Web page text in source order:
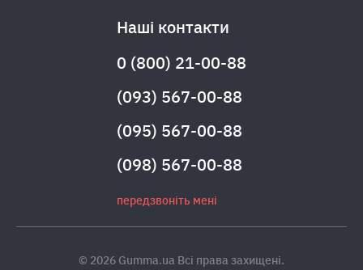
Наші контакти
0 (800) 21-00-88
(093) 567-00-88
(095) 567-00-88
(098) 567-00-88
передзвоніть мені
© 2026 Gumma.ua Всі права захищені.